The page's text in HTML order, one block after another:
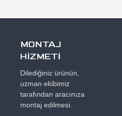
MONTAJ
HİZMETİ
Dilediğiniz ürünün,
uzman ekibimiz
tarafından aracınıza
montaj edilmesi.